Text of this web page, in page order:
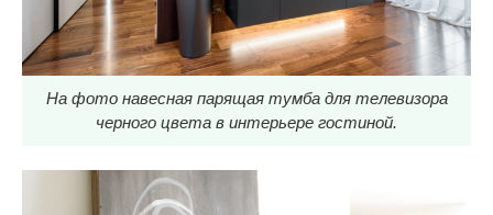
На фото навесная парящая тумба для телевизора
черного цвета в интерьере гостиной.